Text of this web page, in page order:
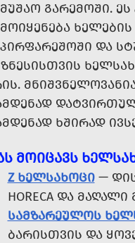
ᲒᲐᲠᲔᲛᲝᲨᲘ.
ᲓᲐ
ᲮᲨᲘᲠᲐᲓ
ᲛᲝᲘᲪᲐᲕᲡ
Z ᲮᲔᲚᲡᲐᲮᲝᲪᲘ—
HORECA ᲓᲐ
ᲡᲐᲛᲖᲐᲠᲔᲣᲚᲝᲡ
ᲑᲐᲠᲘᲡᲗᲕᲘᲡ ᲓᲐ